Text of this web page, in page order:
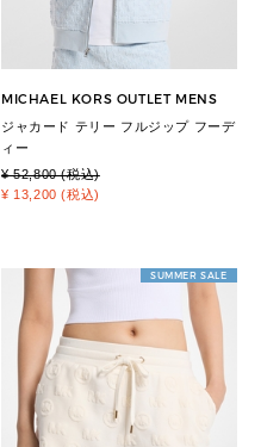
MICHAEL KORS OUTLET MENS
ジャカード テリー フルジップ フーデ
ィー
¥ 52,800 (税込)
¥ 13,200 (税込)
SUMMER SALE